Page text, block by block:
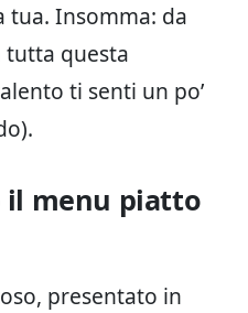
tua. Insomma: da
questa
ti senti un po’
il menu piatto
presentato in